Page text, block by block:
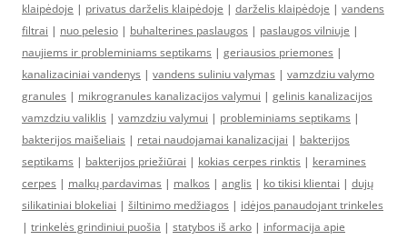
klaipėdoje | privatus darželis klaipėdoje | darželis klaipėdoje | vandens
filtrai | nuo pelesio | buhalterines paslaugos | paslaugos vilniuje |
naujiems ir probleminiams septikams | geriausios priemones |
kanalizaciniai vandenys | vandens suliniu valymas | vamzdziu valymo
granules | mikrogranules kanalizacijos valymui | gelinis kanalizacijos
vamzdziu valiklis | vamzdziu valymui | probleminiams septikams |
bakterijos maišeliais | retai naudojamai kanalizacijai | bakterijos
septikams | bakterijos priežiūrai | kokias cerpes rinktis | keramines
cerpes | malkų pardavimas | malkos | anglis | ko tikisi klientai | dujų
silikatiniai blokeliai | šiltinimo medžiagos | idėjos panaudojant trinkeles
| trinkelės grindiniui puošia | statybos iš arko | informacija apie